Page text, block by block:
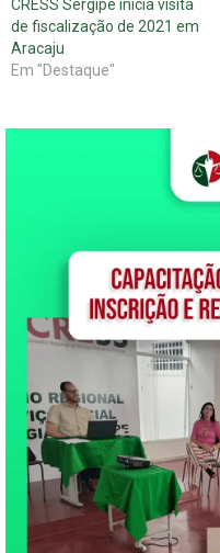
CRESS Sergipe inicia visita
de fiscalização de 2021 em
Aracaju
Em "Destaque"